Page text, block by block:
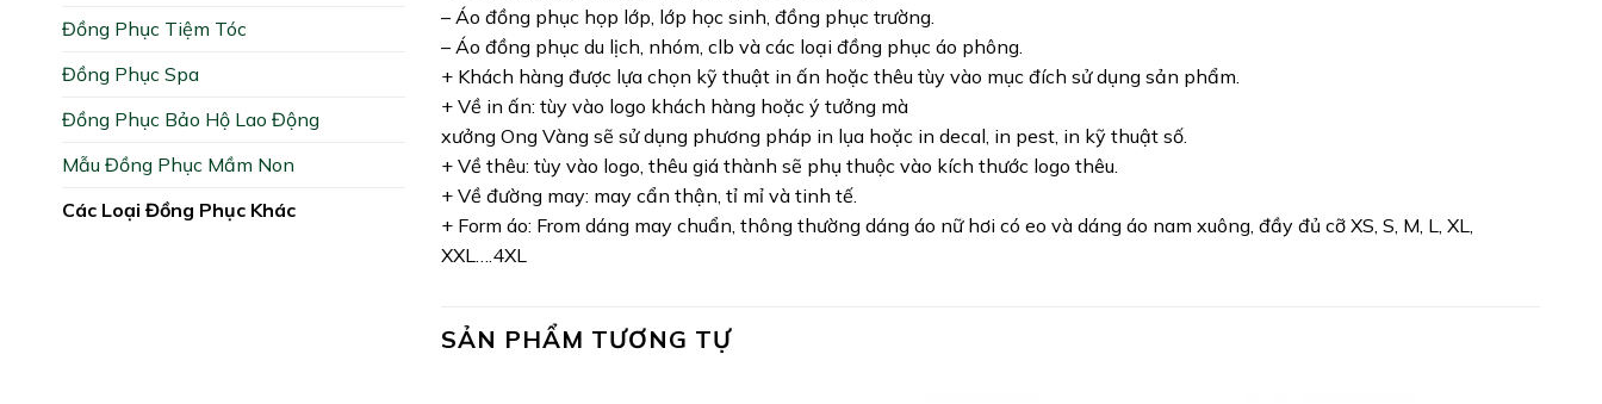
Đồng Phục Tiệm Tóc
Đồng Phục Spa
Đồng Phục Bảo Hộ Lao Động
Mẫu Đồng Phục Mầm Non
Các Loại Đồng Phục Khác
– Áo đồng phục họp lớp, lớp học sinh, đồng phục trường.
– Áo đồng phục du lịch, nhóm, clb và các loại đồng phục áo phông.
+ Khách hàng được lựa chọn kỹ thuật in ấn hoặc thêu tùy vào mục đích sử dụng sản phẩm.
+ Về in ấn: tùy vào logo khách hàng hoặc ý tưởng mà
xưởng Ong Vàng sẽ sử dụng phương pháp in lụa hoặc in decal, in pest, in kỹ thuật số.
+ Về thêu: tùy vào logo, thêu giá thành sẽ phụ thuộc vào kích thước logo thêu.
+ Về đường may: may cẩn thận, tỉ mỉ và tinh tế.
+ Form áo: From dáng may chuẩn, thông thường dáng áo nữ hơi có eo và dáng áo nam xuông, đầy đủ cỡ XS, S, M, L, XL,
XXL….4XL
SẢN PHẨM TƯƠNG TỰ